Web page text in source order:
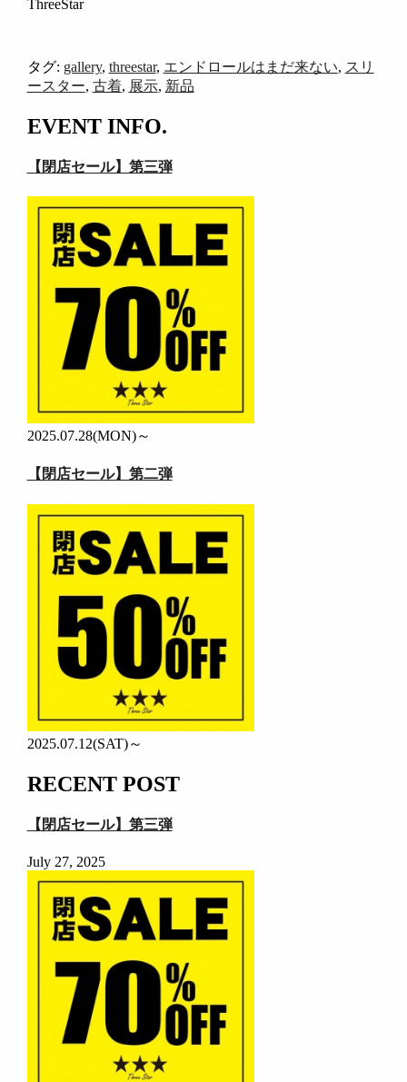
ThreeStar
タグ: gallery, threestar, エンドロールはまだ来ない, スリ
ースター, 古着, 展示, 新品
EVENT INFO.
【閉店セール】第三弾
2025.07.28(MON)～
【閉店セール】第二弾
2025.07.12(SAT)～
RECENT POST
【閉店セール】第三弾
July 27, 2025